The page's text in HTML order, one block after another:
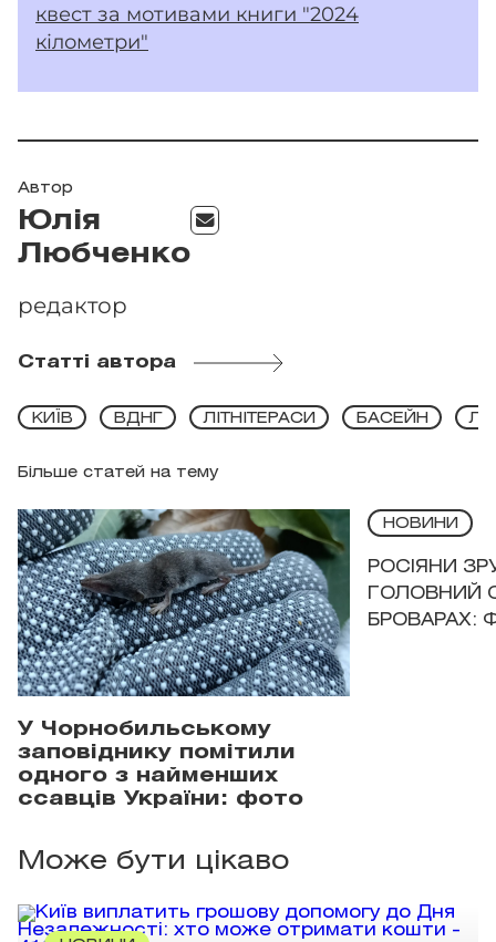
квест за мотивами книги "2024
кілометри"
Автор
Юлія
Любченко
редактор
Статті автора
Більше статей на тему
КИЇВ ВДНГ ЛІТНІТЕРАСИ БАСЕЙН
У Чорнобильському
заповіднику помітили
одного з найменших
ссавців України: фото
НОВИНИ
РОСІЯНИ
ГОЛОВНИЙ
БРОВАРАХ:
Може бути цікаво